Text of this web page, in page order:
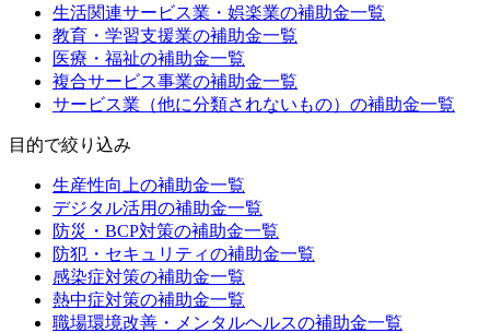
生活関連サービス業・娯楽業の補助金一覧
教育・学習支援業の補助金一覧
医療・福祉の補助金一覧
複合サービス事業の補助金一覧
サービス業（他に分類されないもの） の補助金一覧
目的で絞り込み
生産性向上の補助金一覧
デジタル活用の補助金一覧
防災・BCP対策の補助金一覧
防犯・セキュリティの補助金一覧
感染症対策の補助金一覧
熱中症対策の補助金一覧
職場環境改善・メンタルヘルスの補助金一覧